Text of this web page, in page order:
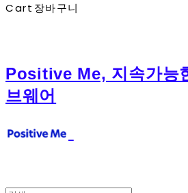
Cart 장바구니
Positive Me, 지속가능
브웨어